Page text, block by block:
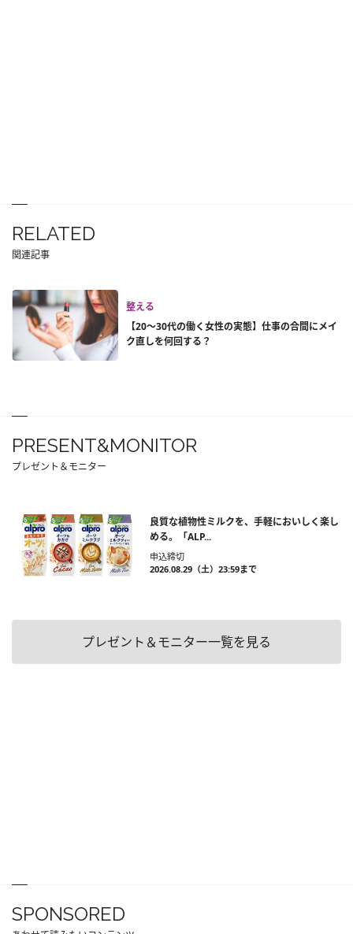
RELATED
関連記事
整える
【20～30代の働く女性の実態】仕事の合間にメイ
ク直しを何回する？
PRESENT&MONITOR
プレゼント＆モニター
良質な植物性ミルクを、手軽においしく楽し
める。「ALP...
申込締切
2026.08.29（土）23:59まで
プレゼント＆モニター一覧を見る
SPONSORED